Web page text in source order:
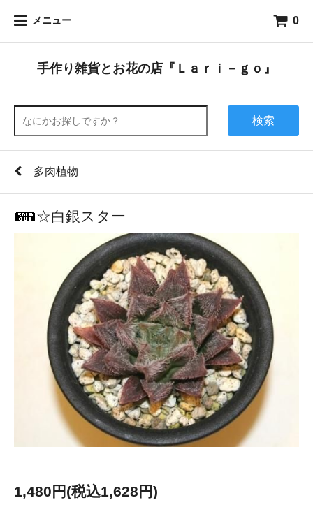
メニュー 0
手作り雑貨とお花の店『Ｌａｒｉ－ｇｏ』
検索
多肉植物
☆白銀スター
1,480円(税込1,628円)